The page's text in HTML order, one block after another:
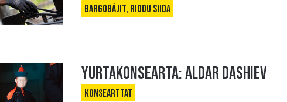
Bargobájit, Riddu siida
Yurtakonsearta: Aldar Dashiev
Konsearttat